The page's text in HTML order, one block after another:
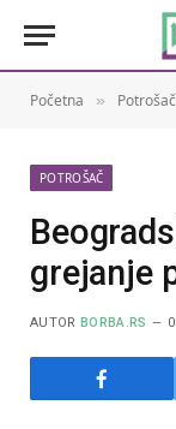
Početna » Potrošač
POTROŠAČ
grejanje
AUTOR BORBA.RS